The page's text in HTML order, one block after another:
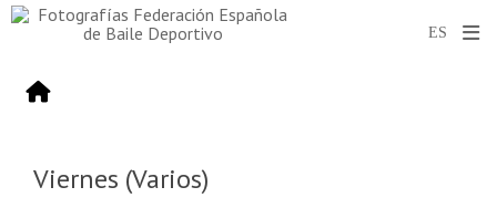
Viernes (Varios)